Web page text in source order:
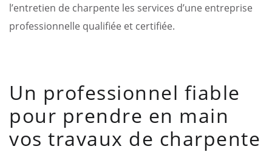
l’entretien de charpente les services d’une entreprise
professionnelle qualifiée et certifiée.
Un professionnel fiable
pour prendre en main
vos travaux de charpente